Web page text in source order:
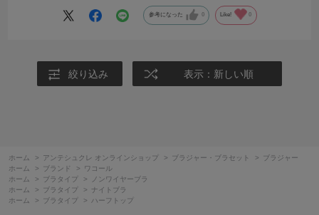
参考になった 0 Like! 0
絞り込み 表示：新しい順
ホーム > アンテシュクレ オンラインショップ > ブラジャー・ブラセット >
ブラジャー
ホーム
> ブランド >
ワコール
ホーム
> ブラタイプ >
ノンワイヤーブラ
ホーム
> ブラタイプ > ナイトブラ
ホーム
> ブラタイプ > ハーフトップ